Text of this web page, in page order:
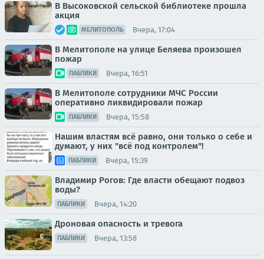
В Высоковской сельской библиотеке прошла
акция
МЕЛИТОПОЛЬ Вчера, 17:04
В Мелитополе на улице Беляева произошел
пожар
ПАБЛИКИ Вчера, 16:51
В Мелитополе сотрудники МЧС России
оперативно ликвидировали пожар
ПАБЛИКИ Вчера, 15:58
Нашим властям всё равно, они только о себе и
думают, у них "всё под контролем"!
ПАБЛИКИ Вчера, 15:39
Владимир Рогов: Где власти обещают подвоз
воды?
ПАБЛИКИ Вчера, 14:20
Дроновая опасность и тревога
ПАБЛИКИ Вчера, 13:58